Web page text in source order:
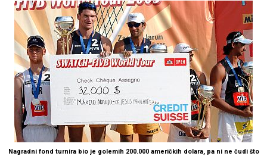
Nagradni fond turnira bio je golemih 200.000 američkih dolara, pa ni ne čudi što